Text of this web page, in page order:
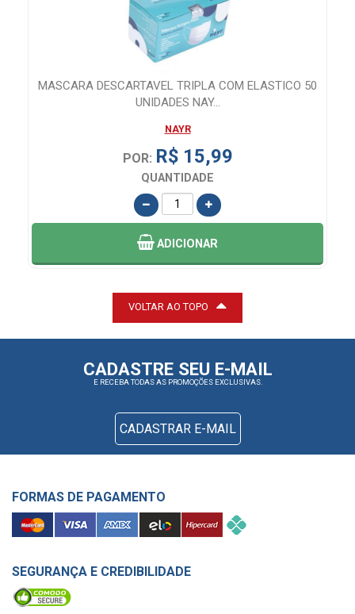
MASCARA DESCARTAVEL TRIPLA COM ELASTICO 50
UNIDADES NAY...
NAYR
POR: R$ 15,99
QUANTIDADE
ADICIONAR
VOLTAR AO TOPO
CADASTRE SEU E-MAIL
E RECEBA TODAS AS PROMOÇÕES EXCLUSIVAS.
CADASTRAR E-MAIL
FORMAS DE PAGAMENTO
SEGURANÇA E CREDIBILIDADE